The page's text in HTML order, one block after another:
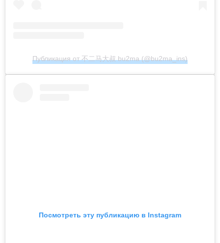
Публикация от 不二马大叔 bu2ma (@bu2ma_ins)
Посмотреть эту публикацию в Instagram